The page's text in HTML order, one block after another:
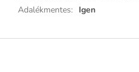
Adalékmentes: Igen
L